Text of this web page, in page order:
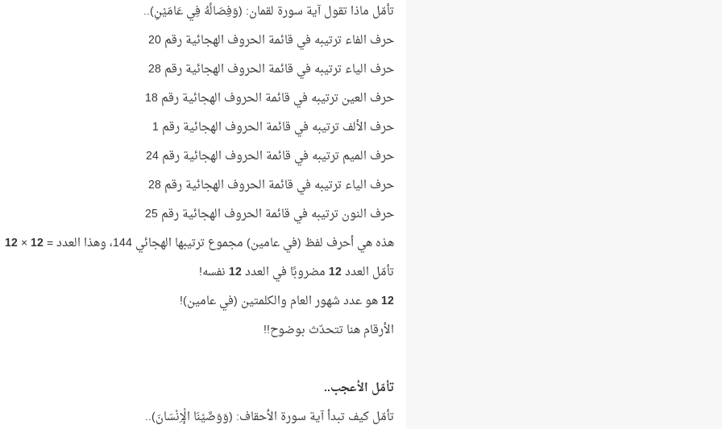
تأمّل ماذا تقول آية سورة لقمان: (وَفِصَالُهُ فِي عَامَيْنِ)..
حرف الفاء ترتيبه في قائمة الحروف الهجائية رقم 20
حرف الياء ترتيبه في قائمة الحروف الهجائية رقم 28
حرف العين ترتيبه في قائمة الحروف الهجائية رقم 18
حرف الألف ترتيبه في قائمة الحروف الهجائية رقم 1
حرف الميم ترتيبه في قائمة الحروف الهجائية رقم 24
حرف الياء ترتيبه في قائمة الحروف الهجائية رقم 28
حرف النون ترتيبه في قائمة الحروف الهجائية رقم 25
هذه هي أحرف لفظ (في عامين) مجموع ترتيبها الهجائي 144، وهذا العدد =
12
×
12
تأمّل العدد12مضروبًا في العدد12نفسه!
12هو عدد شهور العام والكلمتين (في عامين)!
الأرقام هنا تتحدّث بوضوح!!
تأمّل الأعجب..
تأمّل كيف تبدأ آية سورة الأحقاف: (وَوَصَّيْنَا الْإِنْسَانَ)..